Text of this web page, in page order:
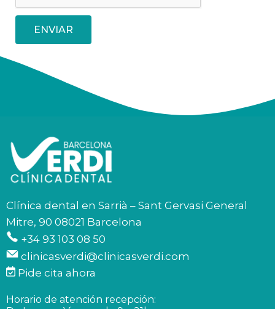
ENVIAR
Clínica dental en Sarrià – Sant Gervasi General
Mitre, 90 08021 Barcelona
+34 93 103 08 50
clinicasverdi@clinicasverdi.com
Pide cita ahora
Horario de atención recepción: